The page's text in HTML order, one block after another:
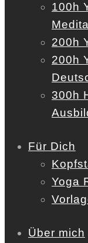
100h
200h
200h
300h
Für Dich
Yoga
Über mich